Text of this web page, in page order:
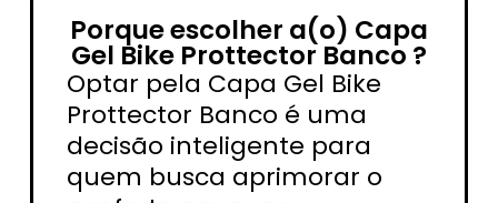
Porque escolher a(o) Capa
Gel Bike Prottector Banco ?
Optar pela Capa Gel Bike
Prottector Banco é uma
decisão inteligente para
quem busca aprimorar o